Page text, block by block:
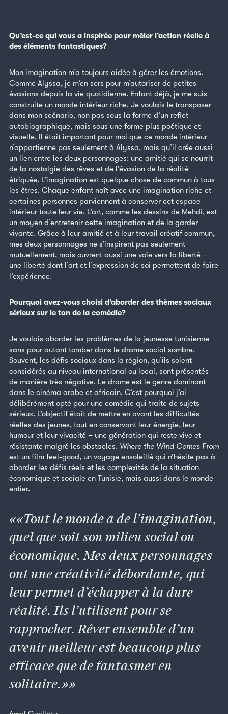
Qu’est-ce qui vous a inspirée pour mêler l’action réelle à
des éléments fantastiques?
Mon imagination m’a toujours aidée à gérer les émotions.
Comme Alyssa, je m’en sers pour m’autoriser de petites
évasions depuis la vie quotidienne. Enfant déjà, je me suis
construite un monde intérieur riche. Je voulais le transposer
dans mon scénario, non pas sous la forme d’un reflet
autobiographique, mais sous une forme plus poétique et
visuelle. Il était important pour moi que ce monde intérieur
n’appartienne pas seulement à Alyssa, mais qu’il crée aussi
un lien entre les deux personnages: une amitié qui se nourrit
de la nostalgie des rêves et de l’évasion de la réalité
étriquée. L’imagination est quelque chose de commun à tous
les êtres. Chaque enfant naît avec une imagination riche et
certaines personnes parviennent à conserver cet espace
intérieur toute leur vie. L’art, comme les dessins de Mehdi, est
un moyen d’entretenir cette imagination et de la garder
vivante. Grâce à leur amitié et à leur travail créatif commun,
mes deux personnages ne s’inspirent pas seulement
mutuellement, mais ouvrent aussi une voie vers la liberté –
une liberté dont l’art et l’expression de soi permettent de faire
l’expérience.
Pourquoi avez-vous choisi d’aborder des thèmes sociaux
sérieux sur le ton de la comédie?
Je voulais aborder les problèmes de la jeunesse tunisienne
sans pour autant tomber dans le drame social sombre.
Souvent, les défis sociaux dans la région, qu’ils soient
considérés au niveau international ou local, sont présentés
de manière très négative. Le drame est le genre dominant
dans le cinéma arabe et africain. C’est pourquoi j’ai
délibérément opté pour une comédie qui traite de sujets
sérieux. L’objectif était de mettre en avant les difficultés
réelles des jeunes, tout en conservant leur énergie, leur
humour et leur vivacité – une génération qui reste vive et
résistante malgré les obstacles. Where the Wind Comes From
est un film feel-good, un voyage ensoleillé qui n’hésite pas à
aborder les défis réels et les complexités de la situation
économique et sociale en Tunisie, mais aussi dans le monde
entier.
«Tout le monde a de l’imagination,
quel que soit son milieu social ou
économique. Mes deux personnages
ont une créativité débordante, qui
leur permet d’échapper à la dure
réalité. Ils l’utilisent pour se
rapprocher. Rêver ensemble d’un
avenir meilleur est beaucoup plus
efficace que de fantasmer en
solitaire.»